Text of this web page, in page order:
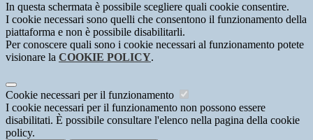
In questa schermata è possibile scegliere quali cookie consentire.
I cookie necessari sono quelli che consentono il funzionamento della
piattaforma e non è possibile disabilitarli.
Per conoscere quali sono i cookie necessari al funzionamento potete
visionare la COOKIE POLICY.
Cookie necessari per il funzionamento
I cookie necessari per il funzionamento non possono essere
disabilitati. È possibile consultare l'elenco nella pagina della cookie
policy.